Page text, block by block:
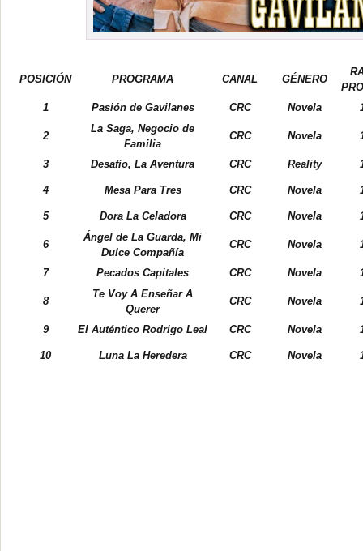
POSICIÓN PROGRAMA CANAL GÉNERO
1
Pasión de Gavilanes CRC Novela
2
La Saga, Negocio de
Familia
CRC Novela
3 Desafío, La Aventura CRC Reality
4 Mesa Para Tres CRC Novela
5 Dora La Celadora CRC Novela
6
Ángel de La Guarda, Mi
Dulce Compañía
CRC Novela
7 Pecados Capitales CRC Novela
8
Te Voy A Enseñar A
Querer
CRC Novela
9 El Auténtico Rodrigo Leal CRC Novela
10 Luna La Heredera CRC Novela